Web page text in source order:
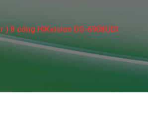
8 cổng HIKvision DS-6908UDI